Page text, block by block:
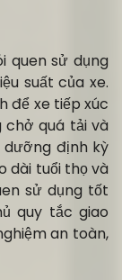
quen sử dụng
suất của xe.
để xe tiếp xúc
chở quá tải và
dưỡng định kỳ
dài tuổi thọ và
sử dụng tốt
quy tắc giao
an toàn,